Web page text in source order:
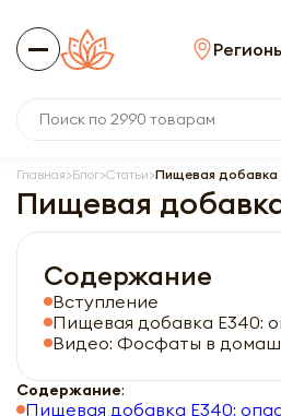
Главная Блог Статьи Пищевая добавка
Пищевая
Содержание:
Пищевая добавка Е340:
Содержание
Вступление
Пищевая добавка Е340:
Видео: Фосфаты в